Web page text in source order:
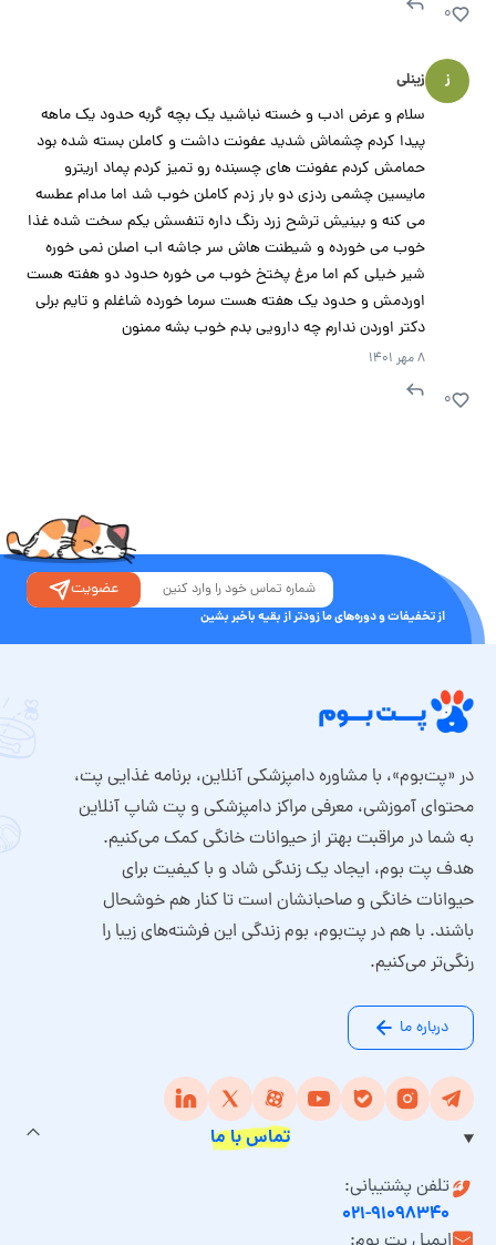
۰
ز
زینلی
سلام و عرض ادب و خسته نباشید یک بچه گربه حدود یک ماهه
پیدا کردم چشماش شدید عفونت داشت و کاملن بسته شده بود
حمامش کردم عفونت های چسبنده رو تمیز کردم پماد اریترو
مایسین چشمی ردزی دو بار زدم کاملن خوب شد اما مدام عطسه
می کنه و بینیش ترشح زرد رنگ داره تنفسش یکم سخت شده غذا
خوب می خورده و شیطنت هاش سر جاشه اب اصلن نمی خوره
شیر خیلی کم اما مرغ پختخ خوب می خوره حدود دو هفته هست
اوردمش و حدود یک هفته هست سرما خورده شاغلم و تایم برلی
دکتر اوردن ندارم چه دارویی بدم خوب بشه ممنون
۸ مهر ۱۴۰۱
۰
از تخفیفات و دوره‌های ما زودتر از بقیه باخبر بشین
عضویت
در «پت‌بوم»، با مشاوره دامپزشکی آنلاین، برنامه غذایی پت،
محتوای آموزشی، معرفی مراکز دامپزشکی و پت شاپ آنلاین
به شما در مراقبت بهتر از حیوانات خانگی کمک می‌کنیم.
هدف پت بوم، ایجاد یک زندگی شاد و با کیفیت برای
حیوانات خانگی و صاحبانشان است تا کنار هم خوشحال
باشند. با هم در پت‌بوم، بوم زندگی این فرشته‌های زیبا را
رنگی‌تر می‌کنیم.
درباره ما
تماس با ما
تلفن پشتیبانی:
۰۲۱-۹۱۰۹۸۳۴۰